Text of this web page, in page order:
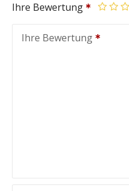
Ihre Bewertung
Ihre Bewertung